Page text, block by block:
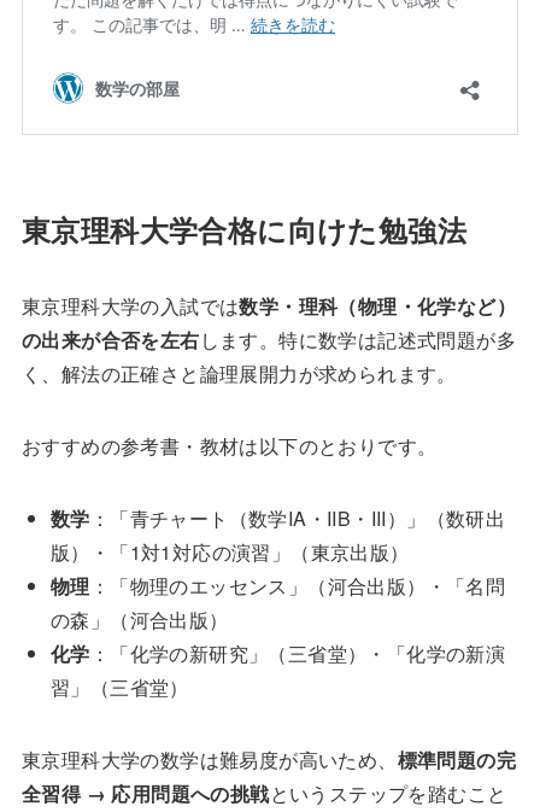
東京理科大学合格に向けた勉強法
東京理科大学の入試では数学・理科（物理・化学など）
の出来が合否を左右します。特に数学は記述式問題が多
く、解法の正確さと論理展開力が求められます。
おすすめの参考書・教材は以下のとおりです。
数学 ：「青チャート（数学IA・IIB・III）」（数研出
版）・「1対1対応の演習」（東京出版）
物理 ：「物理のエッセンス」（河合出版）・「名問
の森」（河合出版）
化学 ：「化学の新研究」（三省堂）・「化学の新演
習」（三省堂）
東京理科大学の数学は難易度が高いため、 標準問題の完
全習得 → 応用問題への挑戦というステップを踏むこと